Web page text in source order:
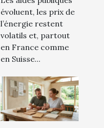
plâtriers pour
alléger la
facture
évoluent, les prix de
l’énergie restent
volatils et, partout
en France comme
en Suisse...